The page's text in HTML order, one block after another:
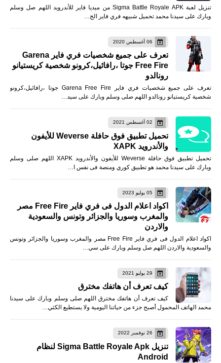
تنزيل لعبة Sigma Battle Royale APK من ميديا فاير للأندرويد اللهم صل وسلم
وبارك على سيدنا محمد تحميل شبيهه فري فاير الج…
06 أغسطس 2020
تعرف على جميع شخصيات فري فاير Garena
Free Fire جوتا ،رافائيل،كرونو شخصية كريستيانو
رونالدو
تعرف على جميع شخصيات فري فاير Garena Free Fire جوتا ،رافائيل،كرونو
شخصية كريستيانو رونالدو اللهم صلى وسلم وبارك على سيد…
02 أغسطس 2021
تحميل تطبيق فوق حافلة Weverse للأيفون
والأندرويد XAPK
تحميل تطبيق فوق حافلة Weverse للأيفون والأندرويد XAPK اللهم صلى وسلم
وبارك على سيدنا محمد هو تطبيق كوري ومنصة فى نفس ا…
05 يوليو 2023
اكواد اعلام الدول فى فري فاير Free Fire مصر
والمغرب وسوريا والجزائر وتونس والسعودية
والاردن
اكواد اعلام الدول فى فري فاير Free Fire مصر والمغرب وسوريا والجزائر وتونس
والسعودية والاردن اللهم صل وسلم وبارك على سي…
29 يوليو 2021
كيف تعرف أن هاتفك مخترق
كيف تعرف أن هاتفك مخترق اللهم صلى وسلم وبارك على سيدنا
محمد الهاتف المحمول أصبح جزء من حياتنا اليومية ولا يستطيع الكثي…
26 نوفمبر 2022
تنزيل Sigma Battle Royale Apk لنظام
Android